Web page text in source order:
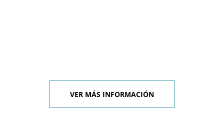
VER MÁS INFORMACIÓN